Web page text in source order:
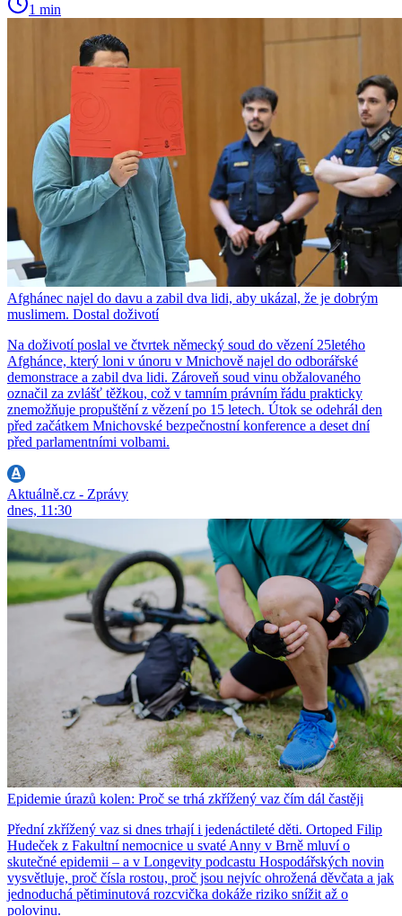
1 min
Afghánec najel do davu a zabil dva lidi, aby ukázal, že je dobrým
muslimem. Dostal doživotí
Na doživotí poslal ve čtvrtek německý soud do vězení 25letého
Afghánce, který loni v únoru v Mnichově najel do odborářské
demonstrace a zabil dva lidi. Zároveň soud vinu obžalovaného
označil za zvlášť těžkou, což v tamním právním řádu prakticky
znemožňuje propuštění z vězení po 15 letech. Útok se odehrál den
před začátkem Mnichovské bezpečnostní konference a deset dní
před parlamentními volbami.
Aktuálně.cz - Zprávy
dnes, 11:30
Epidemie úrazů kolen: Proč se trhá zkřížený vaz čím dál častěji
Přední zkřížený vaz si dnes trhají i jedenáctileté děti. Ortoped Filip
Hudeček z Fakultní nemocnice u svaté Anny v Brně mluví o
skutečné epidemii – a v Longevity podcastu Hospodářských novin
vysvětluje, proč čísla rostou, proč jsou nejvíc ohrožená děvčata a jak
jednoduchá pětiminutová rozcvička dokáže riziko snížit až o
polovinu.